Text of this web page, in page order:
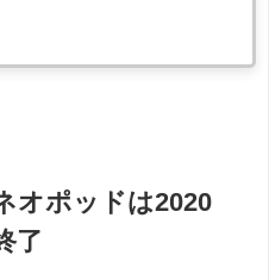
オポッドは2020
了